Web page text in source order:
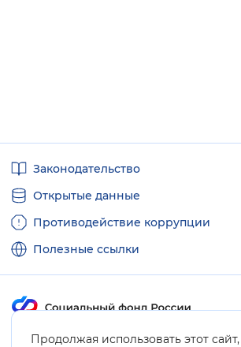
Продолжая использовать этот
ссылкиЗаконодательство
Открытые данные
Противодействие коррупции
Полезные ссылки
Карта сайта